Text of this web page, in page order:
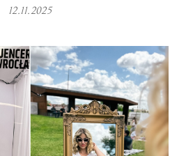
12.11.2025